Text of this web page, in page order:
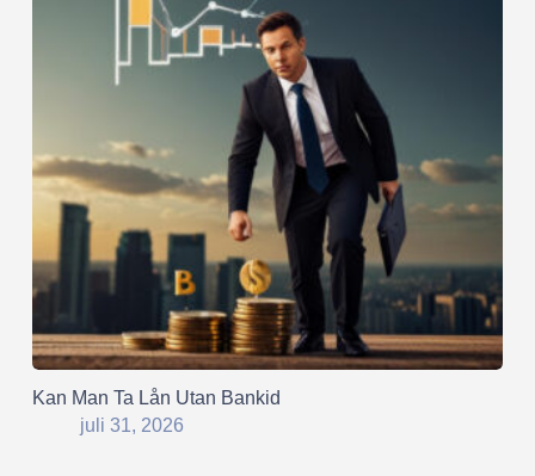
Kan Man Ta Lån Utan Bankid
juli 31, 2026